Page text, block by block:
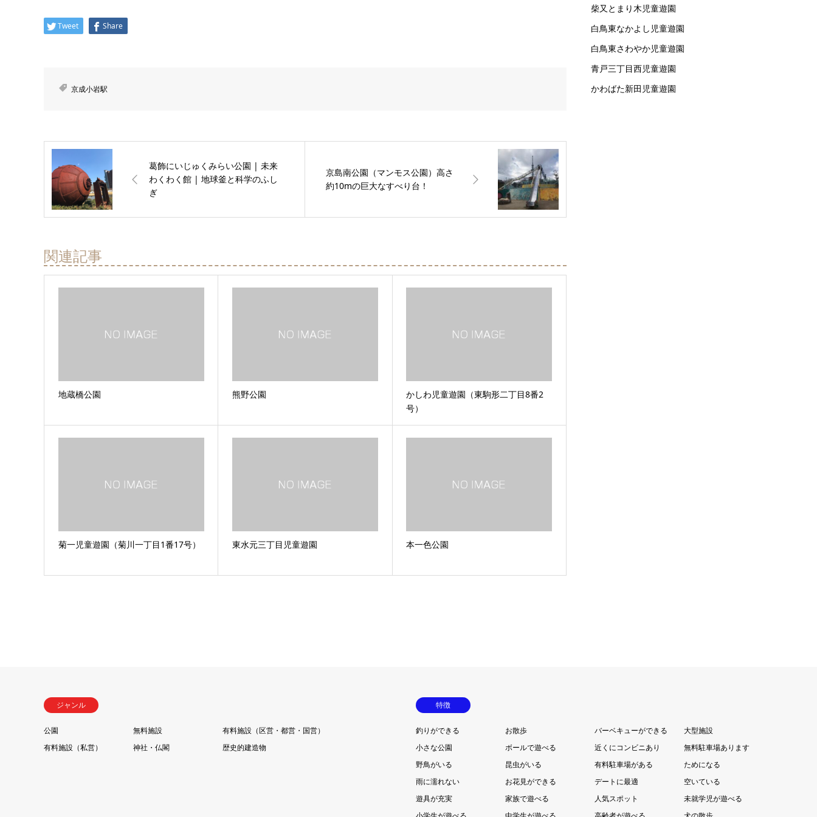
Tweet Share
京成小岩駅
葛飾にいじゅくみらい公園 | 未来
わくわく館 | 地球釜と科学のふし
ぎ
京島南公園（マンモス公園）高さ
約10mの巨大なすべり台！
関連記事
地蔵橋公園 熊野公園
かしわ児童遊園（東駒形二丁目8番2
号）
菊一児童遊園（菊川一丁目1番17号） 東水元三丁目児童遊園 本一色公園
柴又とまり木児童遊園
白鳥東なかよし児童遊園
白鳥東さわやか児童遊園
青戸三丁目西児童遊園
かわばた新田児童遊園
ジャンル
公園 無料施設
有料施設（区営・都営・国営）
有料施設（私営）
神社・仏閣 歴史的建造物
特徴
釣りができる お散歩 バーベキューができる
大型施設
小さな公園
ボールで遊べる 近くにコンビニあり
無料駐車場あります
野鳥がいる
昆虫がいる 有料駐車場がある
ためになる
雨に濡れない
お花見ができる デートに最適
空いている
遊具が充実
家族で遊べる 人気スポット
未就学児が遊べる